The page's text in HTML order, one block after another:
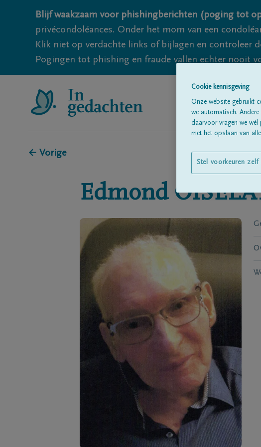
Blijf waakzaam voor phishingberichten (poging tot
privécondoléances. Onder het mom van een
Klik niet op verdachte links of bijlagen en controleer
Pogingen tot phishing en fraude vallen echter nooit
← Vorige
Edmond
Cookie kennisgeving
Onze website gebruikt
we automatisch.
daarvoor vragen we
met het opslaan van
Stel voorkeuren zelf